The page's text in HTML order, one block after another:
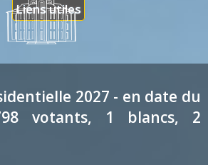
Liens utiles
2027 - en date du
votants, 1 blancs, 2